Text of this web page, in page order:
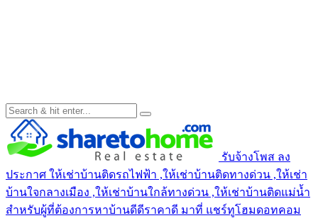
รับจ้างโพส ลง
ประกาศ ให้เช่าบ้านติดรถไฟฟ้า ,ให้เช่าบ้านติดทางด่วน ,ให้เช่า
บ้านใจกลางเมือง ,ให้เช่าบ้านใกล้ทางด่วน ,ให้เช่าบ้านติดแม่น้ำ
สำหรับผู้ที่ต้องการหาบ้านดีดีราคาดี มาที่ แชร์ทูโฮมดอทคอม